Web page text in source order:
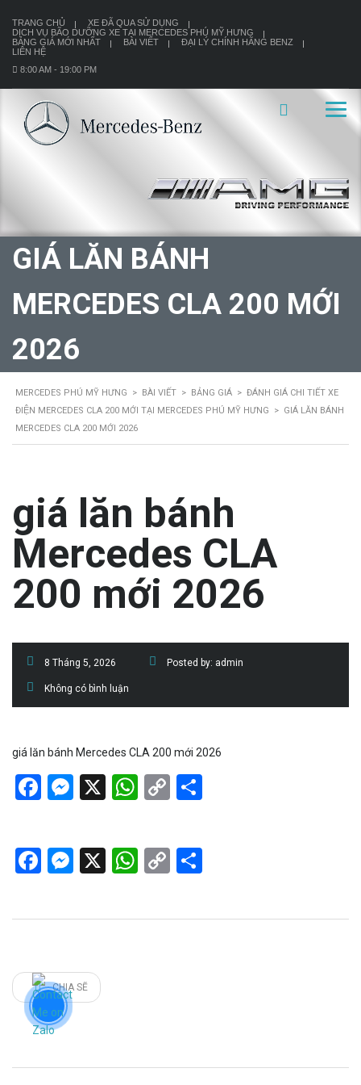
TRANG CHỦ
XE ĐÃ QUA SỬ DỤNG
DỊCH VỤ BÃO DƯỠNG XE TẠI MERCEDES PHÚ MỸ HƯNG
BẢNG GIÁ MỚI NHẤT
BÀI VIẾT
ĐẠI LÝ CHÍNH HÃNG BENZ
LIÊN HỆ
8:00 AM - 19:00 PM
GIÁ LĂN BÁNH
MERCEDES CLA 200 MỚI
2026
MERCEDES PHÚ MỸ HƯNG > BÀI VIẾT > BẢNG GIÁ > ĐÁNH GIÁ CHI TIẾT XE
ĐIỆN MERCEDES CLA 200 MỚI TẠI MERCEDES PHÚ MỸ HƯNG
> GIÁ LĂN BÁNH
MERCEDES CLA 200 MỚI 2026
giá lăn bánh
Mercedes CLA
200 mới 2026
8 Tháng 5, 2026 Posted by: admin
Không có bình luận
giá lăn bánh Mercedes CLA 200 mới 2026
Facebook
Messenger
X WhatsApp
Copy
Facebook
Messenger
X WhatsApp
Copy
CHIA SẼ